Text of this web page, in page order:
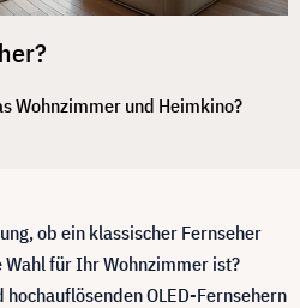
Wohnzimmer und Heimkino?
ob ein klassischer Fernseher
für Ihr Wohnzimmer ist?
hochauflösenden OLED-Fernsehern